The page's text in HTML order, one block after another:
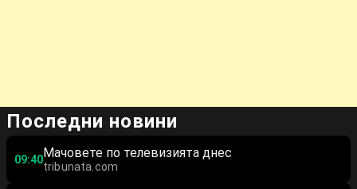
Последни новини
09:40Мачовете по телевизията днес
tribunata.com